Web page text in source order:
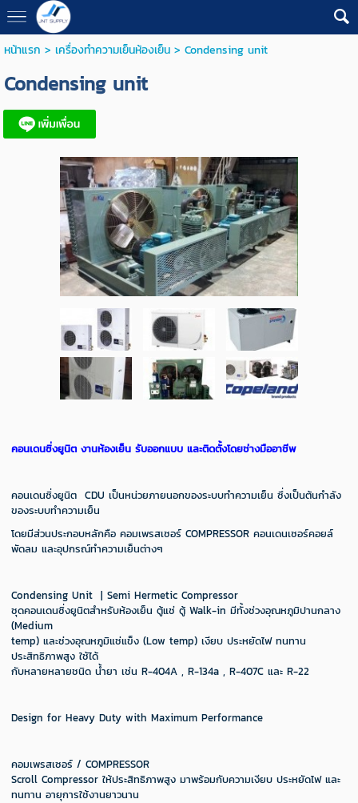
หน้าแรก > เครื่องทำความเย็นห้องเย็น> Condensing unit
Condensing unit
คอนเดนซิ่งยูนิต งานห้องเย็น รับออกแบบ และติดตั้งโดยช่างมืออาชีพ
คอนเดนซิ่งยูนิต CDU เป็นหน่วยภายนอกของระบบทำความเย็น ซึ่งเป็นต้นกำลัง
ของระบบทำความเย็น
โดยมีส่วนประกอบหลักคือ คอมเพรสเซอร์ COMPRESSOR คอนเดนเซอร์คอยล์
พัดลม และอุปกรณ์ทำความเย็นต่างๆ
Condensing Unit | Semi Hermetic Compressor
ชุดคอนเดนซิ่งยูนิตสําหรับห้องเย็น ตู้แช่ ตู้ Walk-in มีทั้งช่วงอุณหภูมิปานกลาง
(Medium
temp) และช่วงอุณหภูมิแช่แข็ง (Low temp) เงียบ ประหยัดไฟ ทนทาน
ประสิทธิภาพสูง ใช้ได้
กับหลายหลายชนิด นํ้ายา เช่น R-404A , R-134a , R-407C และ R-22
Design for Heavy Duty with Maximum Performance
คอมเพรสเซอร์ / COMPRESSOR
Scroll Compressor ให้ประสิทธิภาพสูง มาพร้อมกับความเงียบ ประหยัดไฟ และ
ทนทาน อายุการใช้งานยาวนาน